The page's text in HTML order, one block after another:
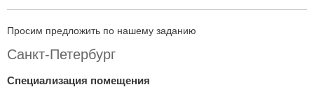
Просим предложить по нашему заданию
Санкт-Петербург
Специализация помещения